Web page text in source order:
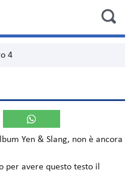
4
Yen & Slang, non è ancora
per avere questo testo il